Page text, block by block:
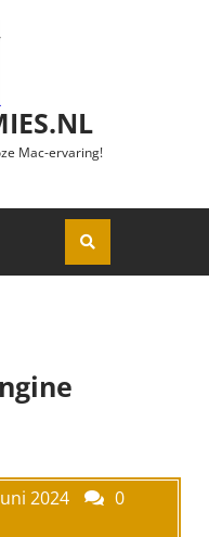
Mac-ervaring!
2024
0